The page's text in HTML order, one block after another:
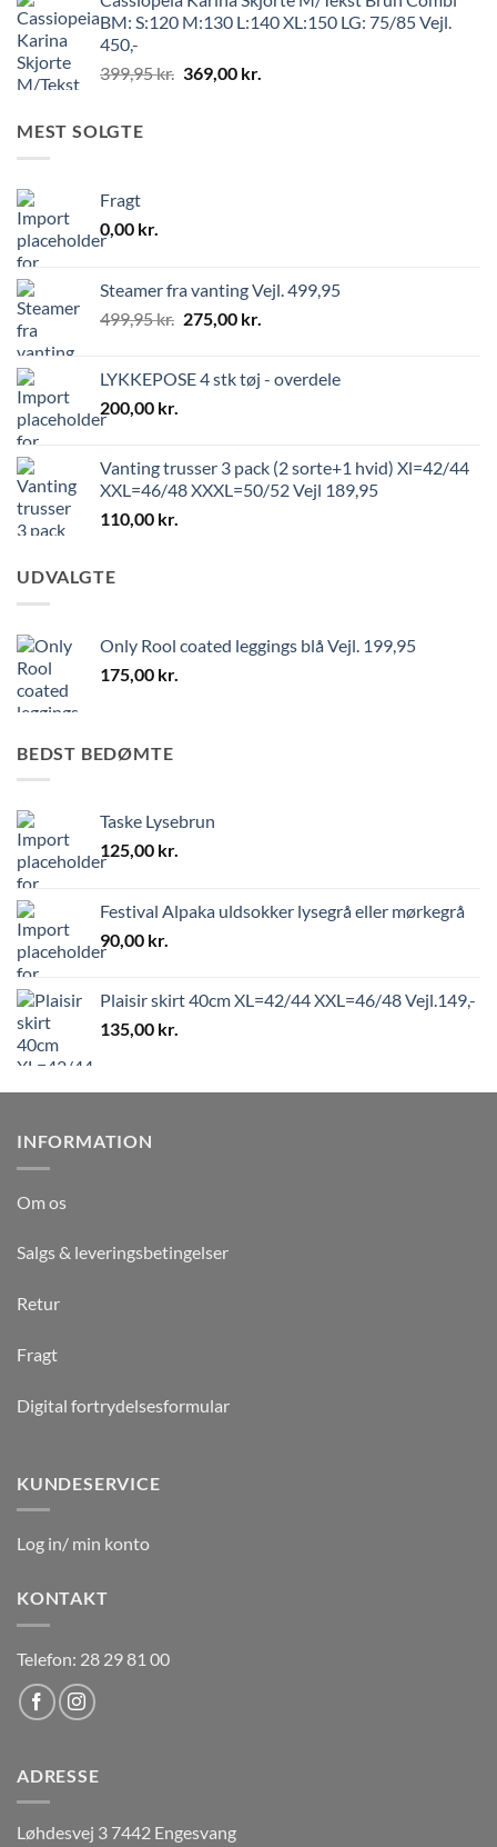
BM: S:120 M:130 L:140 XL:150 LG: 75/85 Vejl.
450,-
399,95kr. 369,00 kr.
MEST SOLGTE
Fragt
0,00 kr.
Steamer fra vanting Vejl. 499,95
499,95kr. 275,00 kr.
LYKKEPOSE 4 stk tøj - overdele
200,00 kr.
Vanting trusser 3 pack (2 sorte+1 hvid) Xl=42/44
XXL=46/48 XXXL=50/52 Vejl 189,95
110,00 kr.
UDVALGTE
Only Rool coated leggings blå Vejl. 199,95
175,00 kr.
BEDST BEDØMTE
Taske Lysebrun
125,00 kr.
Festival Alpaka uldsokker lysegrå eller mørkegrå
90,00 kr.
Plaisir skirt 40cm XL=42/44 XXL=46/48 Vejl.149,-
135,00 kr.
INFORMATION
Om os
Salgs & leveringsbetingelser
Retur
Fragt
Digital fortrydelsesformular
KUNDESERVICE
Log in/ min konto
KONTAKT
Telefon: 28 29 81 00
ADRESSE
Løhdesvej 3 7442 Engesvang